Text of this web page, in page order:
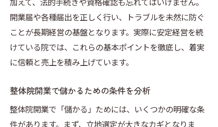
開業届や各種届出を正しく行い、トラブルを未然に防ぐ
ことが長期経営の基盤となります。実際に安定経営を続
けている院では、これらの基本ポイントを徹底し、着実
に信頼と売上を積み上げています。
整体院開業で儲かるための条件を分析
整体院開業で「儲かる」ためには、いくつかの明確な条
件があります。まず、立地選定が大きなカギとなりま